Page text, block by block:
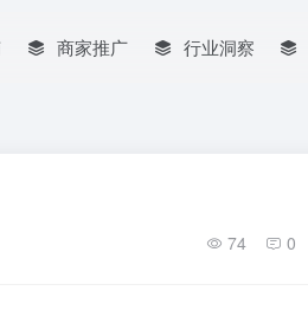
商家推广 行业洞察
74 0